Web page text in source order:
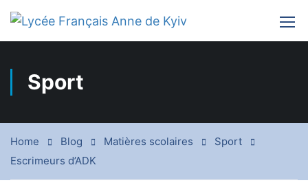
Sport
Home Blog Matières scolaires
Sport
Escrimeurs d’ADK